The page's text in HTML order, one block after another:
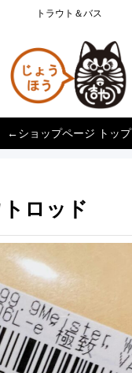
トラウト＆バス
←ショップページ トップ
トロッド